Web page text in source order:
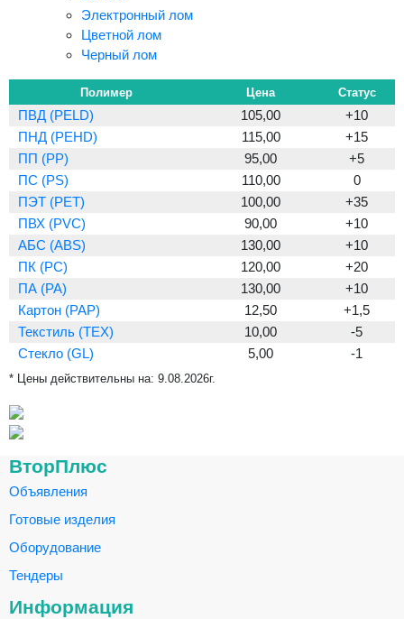
Электронный лом
Цветной лом
Черный лом
Полимер Цена Статус
ПВД (PELD) 105,00
+10
ПНД (PEHD)
115,00
+15
ПП (PP)
95,00
+5
ПС (PS)
110,00
0
ПЭТ (PET)
100,00
+35
ПВХ (PVC)
90,00
+10
АБС (ABS)
130,00
+10
ПК (PC)
120,00
+20
ПА (PA)
130,00
+10
Картон (PAP)
12,50
+1,5
Текстиль (TEX)
10,00
-5
Стекло (GL)
5,00 -1
* Цены действительны на: 9.08.2026г.
ВторПлюс
Объявления
Готовые изделия
Оборудование
Тендеры
Информация